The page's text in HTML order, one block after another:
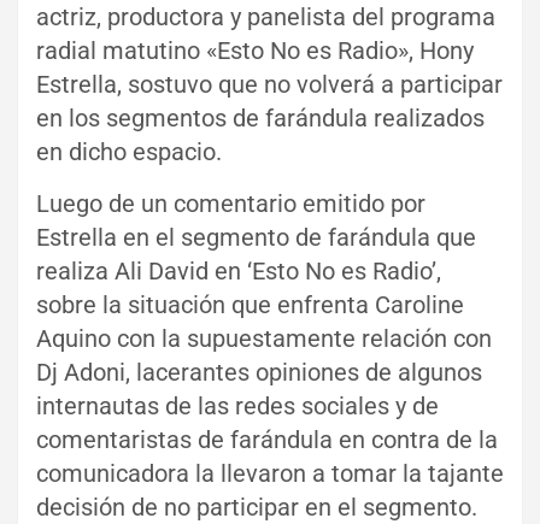
actriz, productora y panelista del programa
radial matutino «Esto No es Radio», Hony
Estrella, sostuvo que no volverá a participar
en los segmentos de farándula realizados
en dicho espacio.
Luego de un comentario emitido por
Estrella en el segmento de farándula que
realiza Ali David en ‘Esto No es Radio’,
sobre la situación que enfrenta Caroline
Aquino con la supuestamente relación con
Dj Adoni, lacerantes opiniones de algunos
internautas de las redes sociales y de
comentaristas de farándula en contra de la
comunicadora la llevaron a tomar la tajante
decisión de no participar en el segmento.